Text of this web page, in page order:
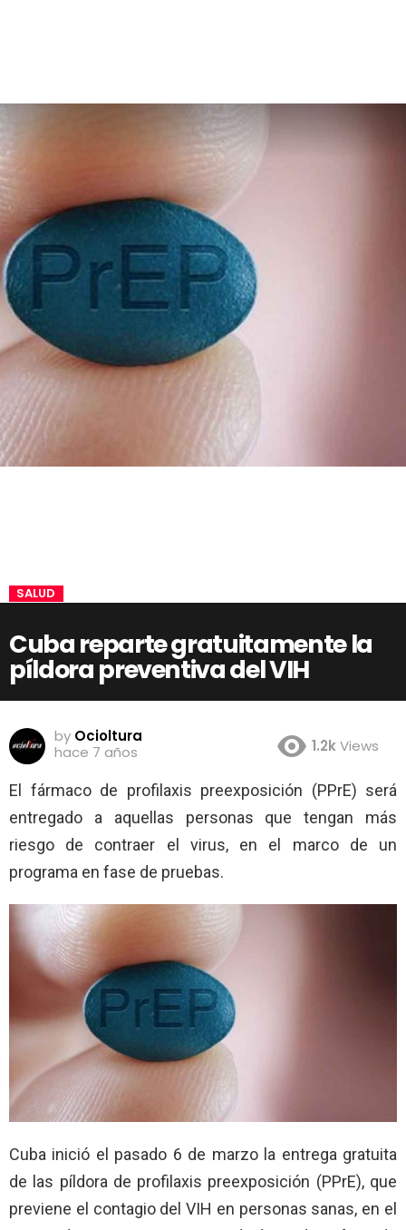
SALUD
Cuba reparte gratuitamente la
píldora preventiva del VIH
by Ocioltura
hace 7 años
1.2kViews
El fármaco de profilaxis preexposición (PPrE) será
entregado a aquellas personas que tengan más
riesgo de contraer el virus, en el marco de un
programa en fase de pruebas.
Cuba inició el pasado 6 de marzo la entrega gratuita
de las píldora de profilaxis preexposición (PPrE), que
previene el contagio del VIH en personas sanas, en el